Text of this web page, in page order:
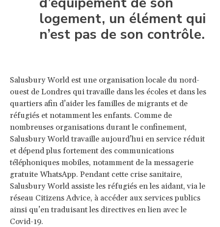
logement, un élément qui
n’est pas de son contrôle.
Salusbury World est une organisation locale du nord-
ouest de Londres qui travaille dans les écoles et dans les
quartiers afin d’aider les familles de migrants et de
réfugiés et notamment les enfants. Comme de
nombreuses organisations durant le confinement,
Salusbury World travaille aujourd’hui en service réduit
et dépend plus fortement des communications
téléphoniques mobiles, notamment de la messagerie
gratuite WhatsApp. Pendant cette crise sanitaire,
Salusbury World assiste les réfugiés en les aidant, via le
réseau Citizens Advice, à accéder aux services publics
ainsi qu’en traduisant les directives en lien avec le
Covid-19.